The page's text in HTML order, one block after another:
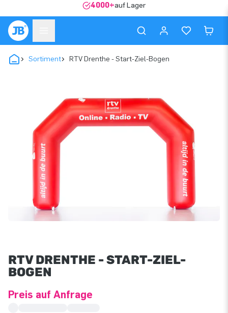
4000+auf Lager
Sortiment RTV Drenthe - Start-Ziel-Bogen
RTV DRENTHE - START-ZIEL-
BOGEN
Preis auf Anfrage